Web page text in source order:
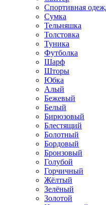
Спортивная
Сумка
Тельняшка
Толстовка
Туника
Футболка
Шарф
Шторы
Юбка
Алый
Бежевый
Белый
Бирюзовый
Блестящий
Болотный
Бордовый
Бронзовый
Голубой
Горчичный
Жёлтый
Зелёный
Золотой